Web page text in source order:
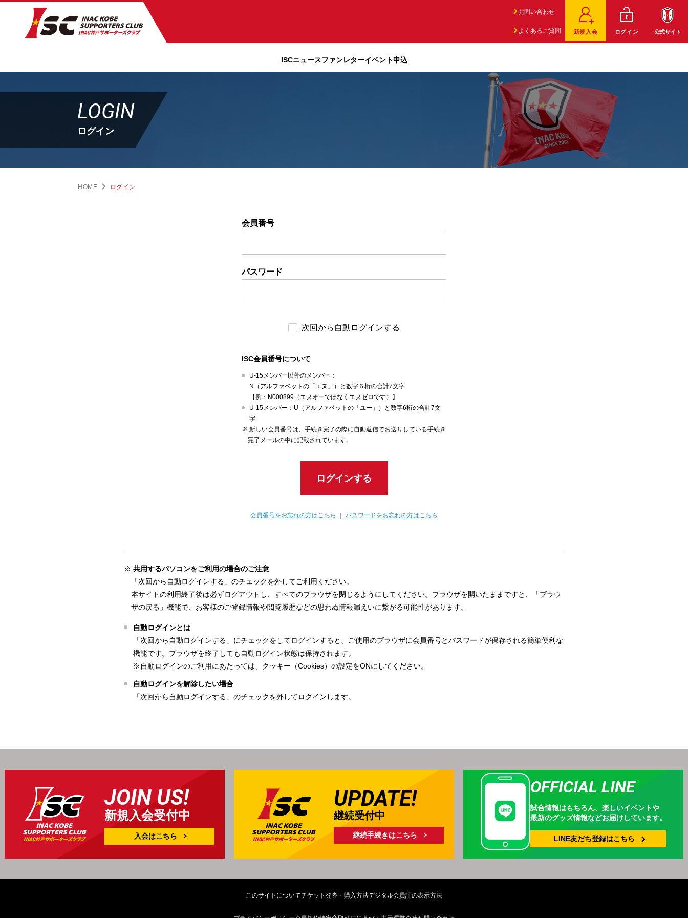
ISCニュースファンレターイベント申込
新規入会 ログイン 公式サイト
お問い合わせ
よくあるご質問
LOGIN
ログイン
HOME ログイン
会員番号
パスワード
次回から自動ログインする
ISC会員番号について
U-15メンバー以外のメンバー：
N（アルファベットの「エヌ」）と数字６桁の合計7文字
【例：N000899（エヌオーではなくエヌゼロです）】
U-15メンバー：U（アルファベットの「ユー」）と数字6桁の合計7文
字
新しい会員番号は、手続き完了の際に自動返信でお送りしている手続き
完了メールの中に記載されています。
ログインする
会員番号をお忘れの方はこちら パスワードをお忘れの方はこちら
共用するパソコンをご利用の場合のご注意
「次回から自動ログインする」のチェックを外してご利用ください。
本サイトの利用終了後は必ずログアウトし、すべてのブラウザを閉じるようにしてください。ブラウザを開いたままですと、「ブラウ
ザの戻る」機能で、お客様のご登録情報や閲覧履歴などの思わぬ情報漏えいに繋がる可能性があります。
自動ログインとは
「次回から自動ログインする」にチェックをしてログインすると、ご使用のブラウザに会員番号とパスワードが保存される簡単便利な
機能です。ブラウザを終了しても自動ログイン状態は保持されます。
※自動ログインのご利用にあたっては、クッキー（Cookies）の設定をONにしてください。
自動ログインを解除したい場合
「次回から自動ログインする」のチェックを外してログインします。
JOIN US!
新規入会受付中
入会はこちら
UPDATE!
継続受付中
継続手続きはこちら
OFFICIAL LINE
試合情報はもちろん、 楽しいイベントや
最新のグッズ情報などお届けしています。
LINE友だち登録はこちら
このサイトについてチケット発券・購入方法デジタル会員証の表示方法